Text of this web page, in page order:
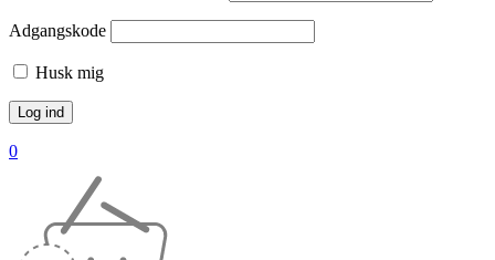
Adgangskode
Husk mig
0